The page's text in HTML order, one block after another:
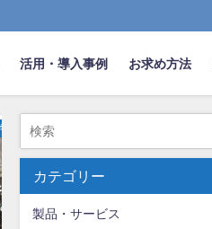
活用・導入事例 お求め方法
賀ウッド工場見学・杉SUPツア
ー」を開催しました！
カテゴリー
製品・サービス